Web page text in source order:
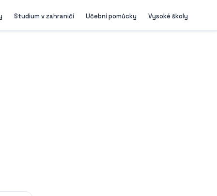
Studium v zahraničí Učební pomůcky Vysoké školy